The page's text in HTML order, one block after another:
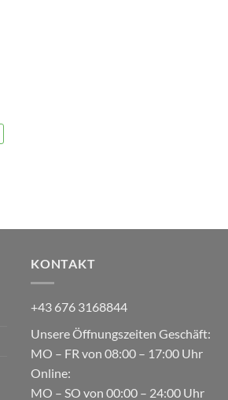
KONTAKT
+43 676 3168844
Unsere Öffnungszeiten Geschäft:
MO – FR von 08:00 – 17:00 Uhr
Online:
MO – SO von 00:00 – 24:00 Uhr